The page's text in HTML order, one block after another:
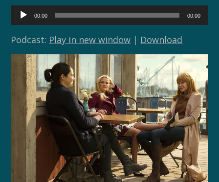
Lecteur
audio
00:00 00:00
Podcast: Play in new window | Download